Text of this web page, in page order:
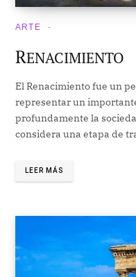
ARTE
RENACIMIENTO
El Renacimiento fue un
representar un
profundamente la
considera una etapa de
LEER MÁS